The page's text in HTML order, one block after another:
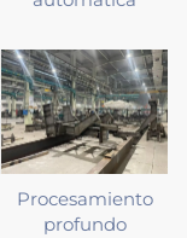
Procesamiento
profundo